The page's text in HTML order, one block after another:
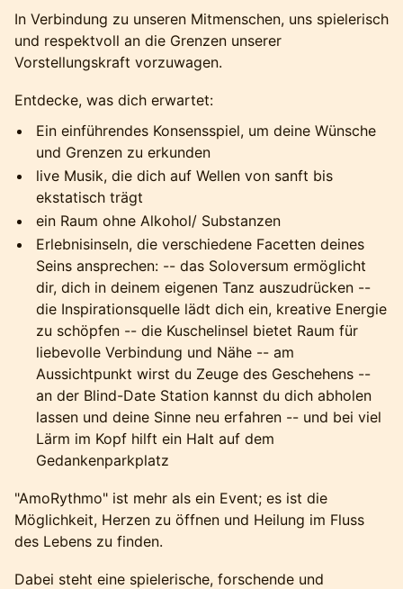
In Verbindung zu unseren Mitmenschen, uns spielerisch
und respektvoll an die Grenzen unserer
Vorstellungskraft vorzuwagen.
Entdecke, was dich erwartet:
Ein einführendes Konsensspiel, um deine Wünsche
und Grenzen zu erkunden
live Musik, die dich auf Wellen von sanft bis
ekstatisch trägt
ein Raum ohne Alkohol/ Substanzen
Erlebnisinseln, die verschiedene Facetten deines
Seins ansprechen: -- das Soloversum ermöglicht
dir, dich in deinem eigenen Tanz auszudrücken --
die Inspirationsquelle lädt dich ein, kreative Energie
zu schöpfen -- die Kuschelinsel bietet Raum für
liebevolle Verbindung und Nähe -- am
Aussichtpunkt wirst du Zeuge des Geschehens --
an der Blind-Date Station kannst du dich abholen
lassen und deine Sinne neu erfahren -- und bei viel
Lärm im Kopf hilft ein Halt auf dem
Gedankenparkplatz
"AmoRythmo" ist mehr als ein Event; es ist die
Möglichkeit, Herzen zu öffnen und Heilung im Fluss
des Lebens zu finden.
Dabei steht eine spielerische, forschende und